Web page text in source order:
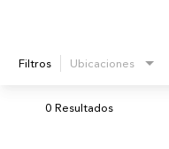
Filtros Ubicaciones
0 Resultados